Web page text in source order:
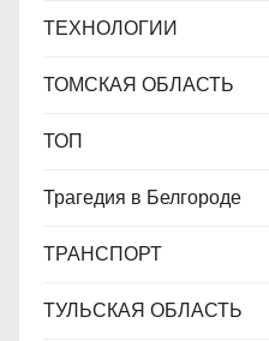
ТЕХНОЛОГИИ
ТОМСКАЯ ОБЛАСТЬ
ТОП
Трагедия в Белгороде
ТРАНСПОРТ
ТУЛЬСКАЯ ОБЛАСТЬ